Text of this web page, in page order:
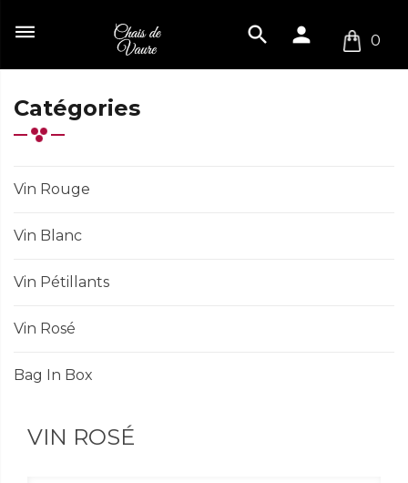
dehaze 0
person
search
Catégories
Vin Rouge
Vin Blanc
Vin Pétillants
Vin Rosé
Bag In Box
VIN ROSÉ